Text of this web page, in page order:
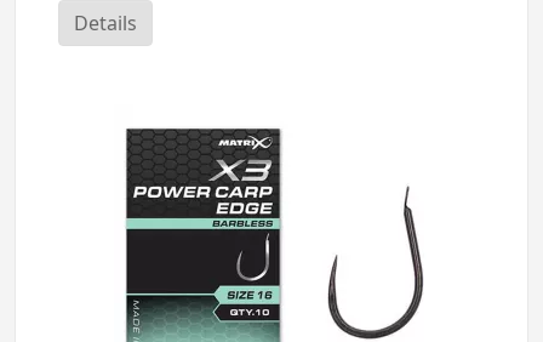
Details